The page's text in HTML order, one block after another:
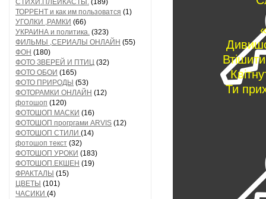
СТИХИ.ПЛЕЙКАСТЫ. (189)
ТОРРЕНТ и как им пользоватся (1)
УГОЛКИ ,РАМКИ (66)
УКРАИНА и политика. (323)
ФИЛЬМЫ ,СЕРИАЛЫ ОНЛАЙН (55)
ФОН (180)
ФОТО ЗВЕРЕЙ И ПТИЦ (32)
ФОТО ОБОИ (165)
ФОТО ПРИРОДЫ (53)
ФОТОРАМКИ ОНЛАЙН (12)
фотошоп (120)
ФОТОШОП МАСКИ (16)
ФОТОШОП прогргами ARVIS (12)
ФОТОШОП СТИЛИ (14)
фотошоп текст (32)
ФОТОШОП УРОКИ (183)
ФОТОШОП.ЕКШЕН (19)
ФРАКТАЛЫ (15)
ЦВЕТЫ (101)
ЧАСИКИ (4)
Ти